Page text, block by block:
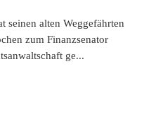
seinen alten Weggefährten
zum Finanzsenator
ge...